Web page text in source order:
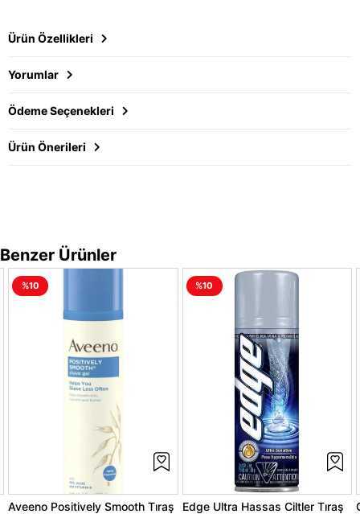
Ürün Özellikleri
Yorumlar
Ödeme Seçenekleri
Ürün Önerileri
Benzer Ürünler
Aveeno Positively Smooth Tıraş
%10
Edge Ultra Hassas Ciltler Tıraş
%10